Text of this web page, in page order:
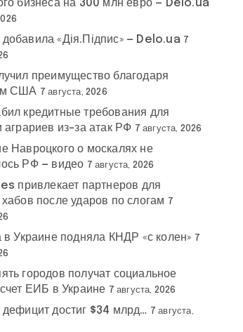
бизнеса на 300 млн евро — Delo.ua
«Дія.Підпис» — Delo.ua 7
преимущество благодаря
США 7 августа, 2026
кредитные требования для
аграриев из-за атак РФ 7 августа, 2026
Навроцкого о москалях не
РФ — видео 7 августа, 2026
привлекает партнеров для
после ударов по слогам 7
в Украине подняла КНДР «с колен» 7
городов получат социальное
ЕИБ в Украине 7 августа, 2026
дефицит достиг $34 млрд… 7 августа,